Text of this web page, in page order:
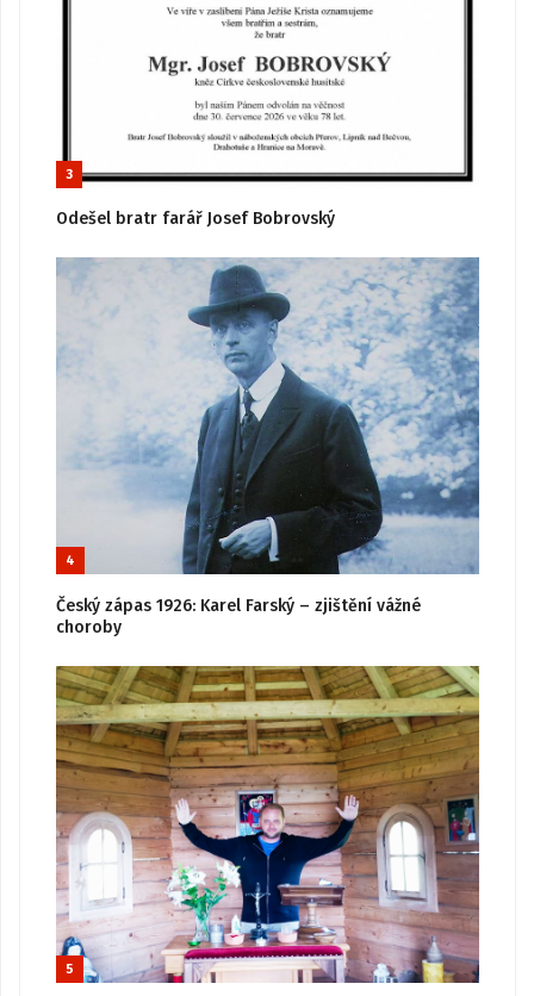
3
Odešel bratr farář Josef Bobrovský
4
Český zápas 1926: Karel Farský – zjištění vážné
choroby
5